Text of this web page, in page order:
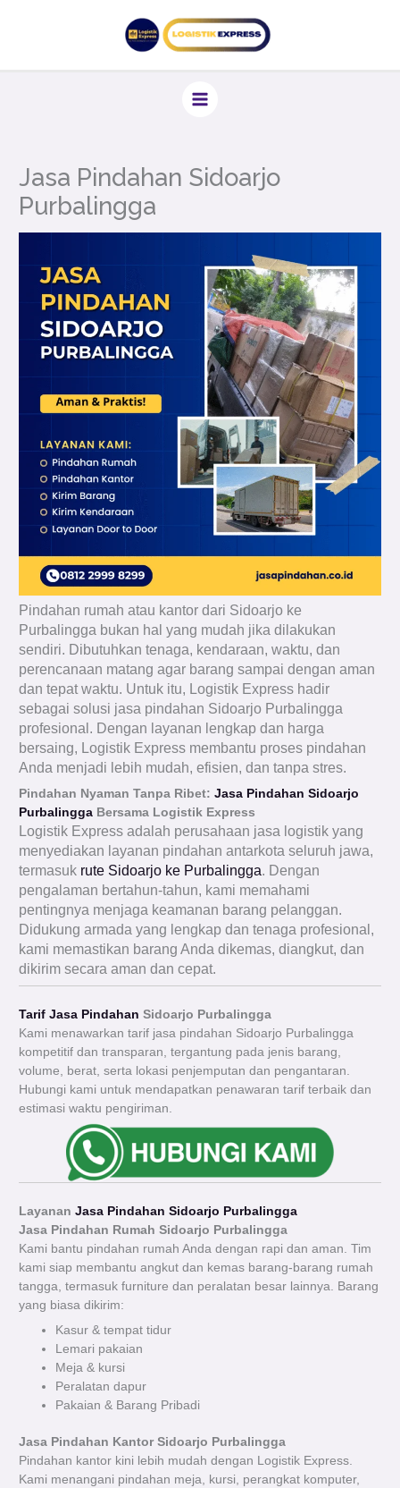
Jasa Pindahan Sidoarjo
Purbalingga
Pindahan rumah atau kantor dari Sidoarjo ke
Purbalingga bukan hal yang mudah jika dilakukan
sendiri. Dibutuhkan tenaga, kendaraan, waktu, dan
perencanaan matang agar barang sampai dengan aman
dan tepat waktu. Untuk itu, Logistik Express hadir
sebagai solusi jasa pindahan Sidoarjo Purbalingga
profesional. Dengan layanan lengkap dan harga
bersaing, Logistik Express membantu proses pindahan
Anda menjadi lebih mudah, efisien, dan tanpa stres.
Pindahan Nyaman Tanpa Ribet:Jasa Pindahan Sidoarjo
Purbalingga Bersama Logistik Express
Logistik Express adalah perusahaan jasa logistik yang
menyediakan layanan pindahan antarkota seluruh jawa,
termasuk rute Sidoarjo ke Purbalingga. Dengan
pengalaman bertahun-tahun, kami memahami
pentingnya menjaga keamanan barang pelanggan.
Didukung armada yang lengkap dan tenaga profesional,
kami memastikan barang Anda dikemas, diangkut, dan
dikirim secara aman dan cepat.
Tarif Jasa Pindahan Sidoarjo Purbalingga
Kami menawarkan tarif jasa pindahan Sidoarjo Purbalingga
kompetitif dan transparan, tergantung pada jenis barang,
volume, berat, serta lokasi penjemputan dan pengantaran.
Hubungi kami untuk mendapatkan penawaran tarif terbaik dan
estimasi waktu pengiriman.
LayananJasa Pindahan Sidoarjo Purbalingga
Jasa Pindahan Rumah Sidoarjo Purbalingga
Kami bantu pindahan rumah Anda dengan rapi dan aman. Tim
kami siap membantu angkut dan kemas barang-barang rumah
tangga, termasuk furniture dan peralatan besar lainnya. Barang
yang biasa dikirim:
Kasur & tempat tidur
Lemari pakaian
Meja & kursi
Peralatan dapur
Pakaian & Barang Pribadi
Jasa Pindahan Kantor Sidoarjo Purbalingga
Pindahan kantor kini lebih mudah dengan Logistik Express.
Kami menangani pindahan meja, kursi, perangkat komputer,